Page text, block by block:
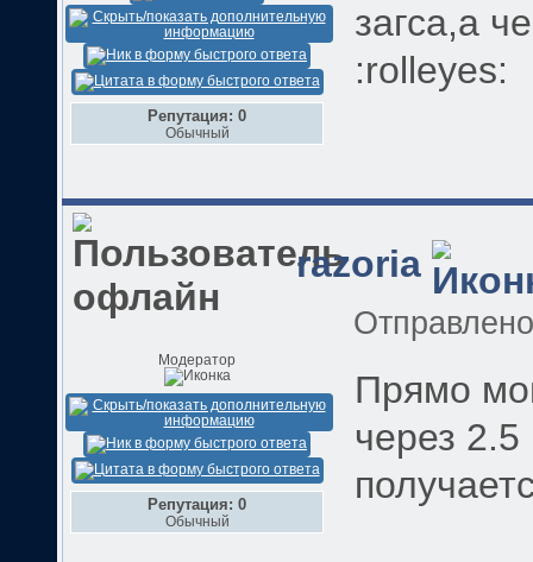
Репутация: 0
Обычный
загса,а
:rolleyes:
razoria
Модератор
Репутация: 0
Обычный
Прямо
через 2.5